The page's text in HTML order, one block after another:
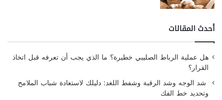
أحدث المقالات
هل عملية الرباط الصليبي خطيرة؟ ما الذي يجب أن تعرفه قبل اتخاذ
القرار؟
شد الوجه وشد الرقبة وشفط اللغد: دليلك لاستعادة شباب الملامح
وتحديد خط الفك